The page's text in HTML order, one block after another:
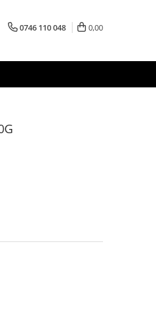
0746 110 048 0,00